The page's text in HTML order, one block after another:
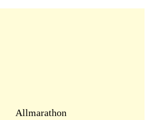
Allmarathon